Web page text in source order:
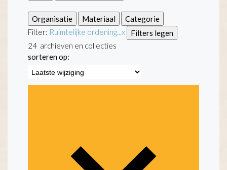
Organisatie Materiaal
Categorie
Filter: Ruimtelijke ordening... x
Filters legen
24 archieven en collecties
sorteren op: